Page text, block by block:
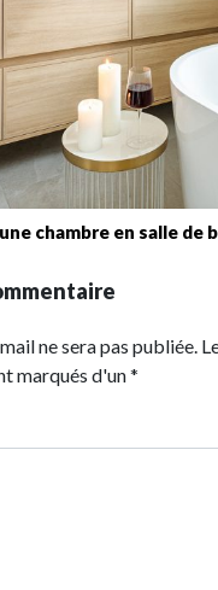
chambre en salle de
ne sera pas publiée.
marqués d'un *